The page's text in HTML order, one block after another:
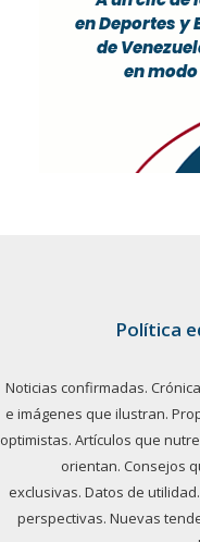
Política
Noticias confirmadas.
e imágenes que ilustran.
optimistas. Artículos que
orientan. Consejos
exclusivas. Datos de
perspectivas. Nuevas